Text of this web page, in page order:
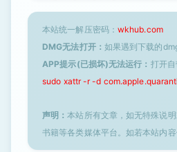
本站统一解压密码： wkhub.com
DMG无法打开： 如果遇到下载的
APP提示(已损坏)无法运行： 打开
sudo xattr -r -d
声明：本站所有文章，如无特殊说
书籍等各类媒体平台。如若本站内